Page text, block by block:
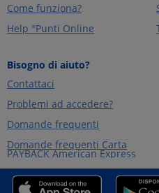
Come funziona?
Help °Punti Online
Bisogno di aiuto?
Contattaci
Problemi ad accedere?
Domande frequenti
Domande frequenti Carta
PAYBACK American Express